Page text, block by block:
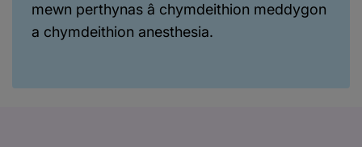
mewn perthynas â chymdeithion meddygon
a chymdeithion anesthesia.